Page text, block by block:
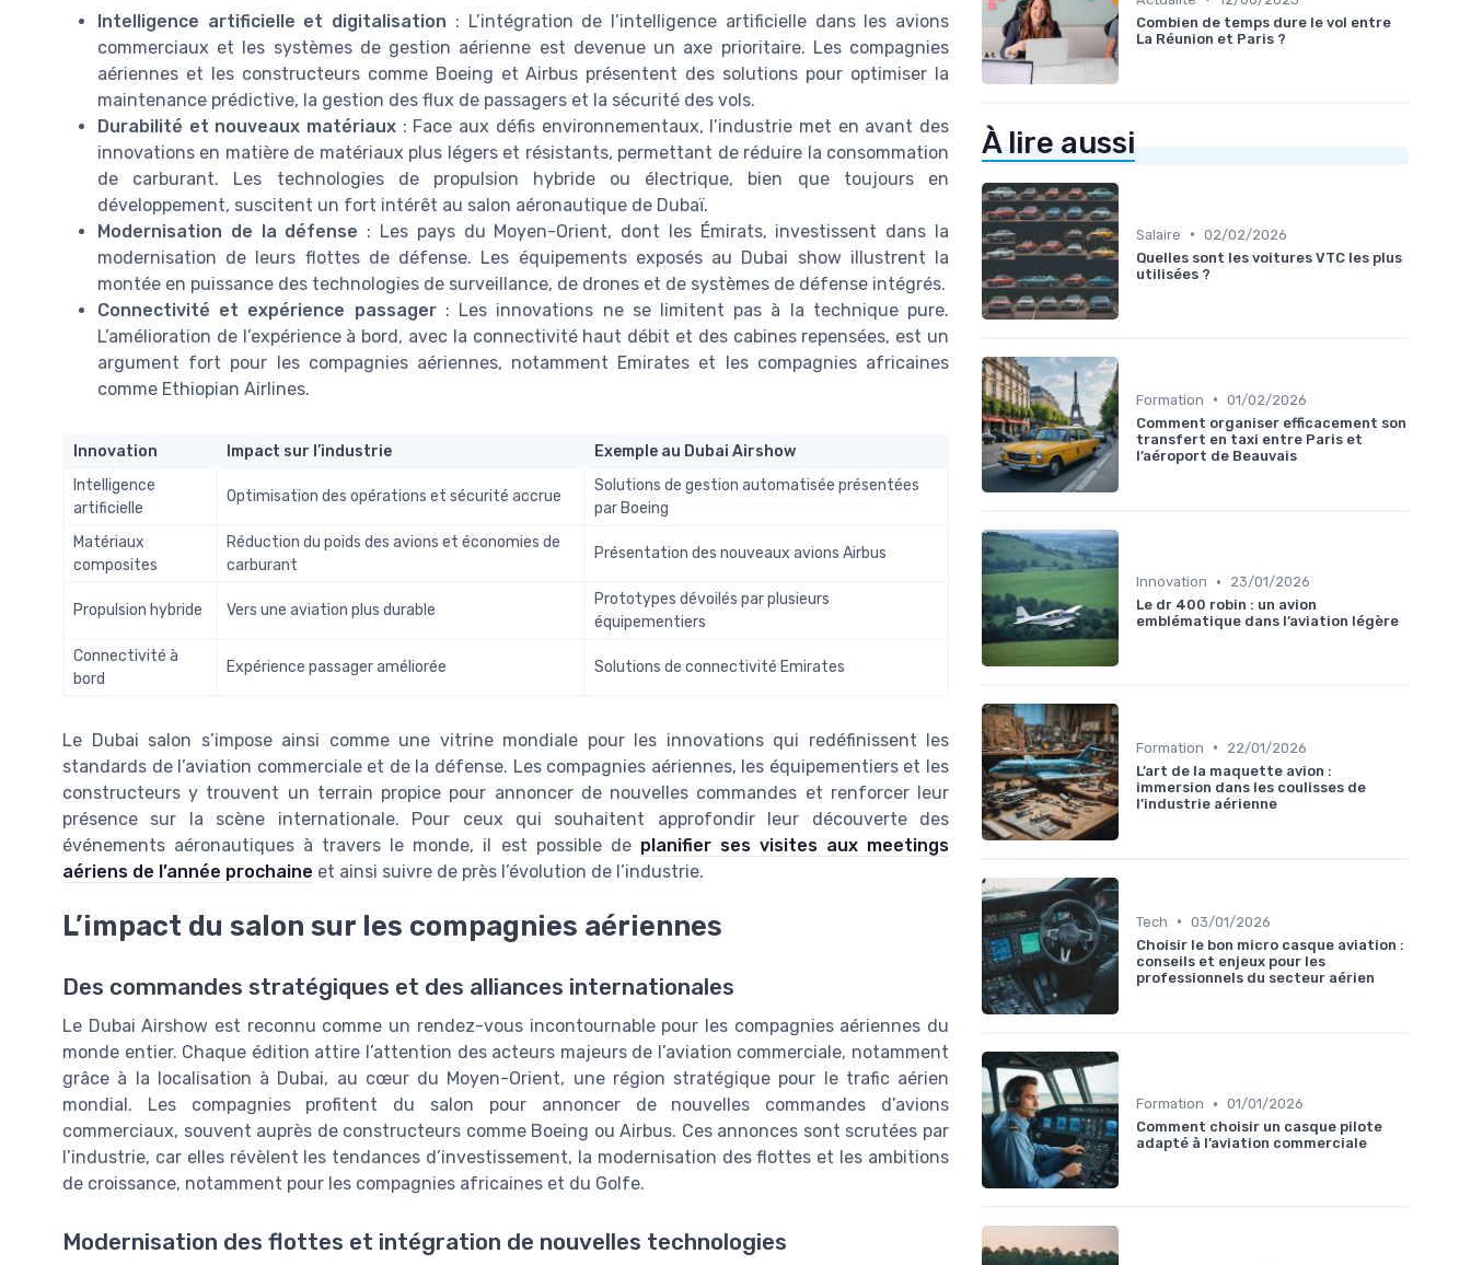
Intelligence artificielle et digitalisation : L’intégration de l’intelligence artificielle dans les avions
commerciaux et les systèmes de gestion aérienne est devenue un axe prioritaire. Les compagnies
aériennes et les constructeurs comme Boeing et Airbus présentent des solutions pour optimiser la
maintenance prédictive, la gestion des flux de passagers et la sécurité des vols.
Durabilité et nouveaux matériaux : Face aux défis environnementaux, l’industrie met en avant des
innovations en matière de matériaux plus légers et résistants, permettant de réduire la consommation
de carburant. Les technologies de propulsion hybride ou électrique, bien que toujours en
développement, suscitent un fort intérêt au salon aéronautique de Dubaï.
Modernisation de la défense : Les pays du Moyen-Orient, dont les Émirats, investissent dans la
modernisation de leurs flottes de défense. Les équipements exposés au Dubai show illustrent la
montée en puissance des technologies de surveillance, de drones et de systèmes de défense intégrés.
Connectivité et expérience passager: Les innovations ne se limitent pas à la technique pure.
L’amélioration de l’expérience à bord, avec la connectivité haut débit et des cabines repensées, est un
argument fort pour les compagnies aériennes, notamment Emirates et les compagnies africaines
comme Ethiopian Airlines.
Innovation Impact sur l’industrie
Exemple au Dubai Airshow
Intelligence
artificielle
Optimisation des opérations et sécurité accrue
Solutions de gestion automatisée présentées
par Boeing
Matériaux
composites
Réduction du poids des avions et économies de
carburant
Présentation des nouveaux avions Airbus
Propulsion hybride Vers une aviation plus durable
Prototypes dévoilés par plusieurs
équipementiers
Connectivité à
bord
Expérience passager améliorée Solutions de connectivité Emirates
Le Dubai salon s’impose ainsi comme une vitrine mondiale pour les innovations qui redéfinissent les
standards de l’aviation commerciale et de la défense. Les compagnies aériennes, les équipementiers et les
constructeurs y trouvent un terrain propice pour annoncer de nouvelles commandes et renforcer leur
présence sur la scène internationale. Pour ceux qui souhaitent approfondir leur découverte des
événements aéronautiques à travers le monde, il est possible de planifier ses visites aux meetings
aériens de l’année prochaine et ainsi suivre de près l’évolution de l’industrie.
L’impact du salon sur les compagnies aériennes
Des commandes stratégiques et des alliances internationales
Le Dubai Airshow est reconnu comme un rendez-vous incontournable pour les compagnies aériennes du
monde entier. Chaque édition attire l’attention des acteurs majeurs de l’aviation commerciale, notamment
grâce à la localisation à Dubai, au cœur du Moyen-Orient, une région stratégique pour le trafic aérien
mondial. Les compagnies profitent du salon pour annoncer de nouvelles commandes d’avions
commerciaux, souvent auprès de constructeurs comme Boeing ou Airbus. Ces annonces sont scrutées par
l’industrie, car elles révèlent les tendances d’investissement, la modernisation des flottes et les ambitions
de croissance, notamment pour les compagnies africaines et du Golfe.
Modernisation des flottes et intégration de nouvelles technologies
Combien de temps dure le vol entre
La Réunion et Paris ?
À lire aussi
Salaire • 02/02/2026
Quelles sont les voitures VTC les plus
utilisées ?
Formation • 01/02/2026
Comment organiser efficacement son
transfert en taxi entre Paris et
l’aéroport de Beauvais
Innovation •
23/01/2026
Le dr 400 robin : un avion
emblématique dans l’aviation légère
Formation •
22/01/2026
L’art de la maquette avion :
immersion dans les coulisses de
l’industrie aérienne
Tech • 03/01/2026
Choisir le bon micro casque aviation :
conseils et enjeux pour les
professionnels du secteur aérien
Formation • 01/01/2026
Comment choisir un casque pilote
adapté à l’aviation commerciale